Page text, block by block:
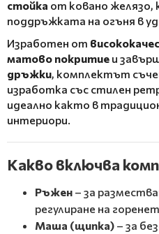
стойка от ковано
поддръжката на огъня в
Изработен от
матово покритие и
дръжки, комплектът
изработка със стилен
идеално както в
интериори.
Какво включва
Ръжен – за
регулиране на
Маша (щипка) – за